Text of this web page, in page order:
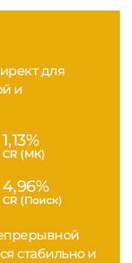
для
и
1,13%
CR (МК)
4,96%
CR (Поиск)
стабильно и